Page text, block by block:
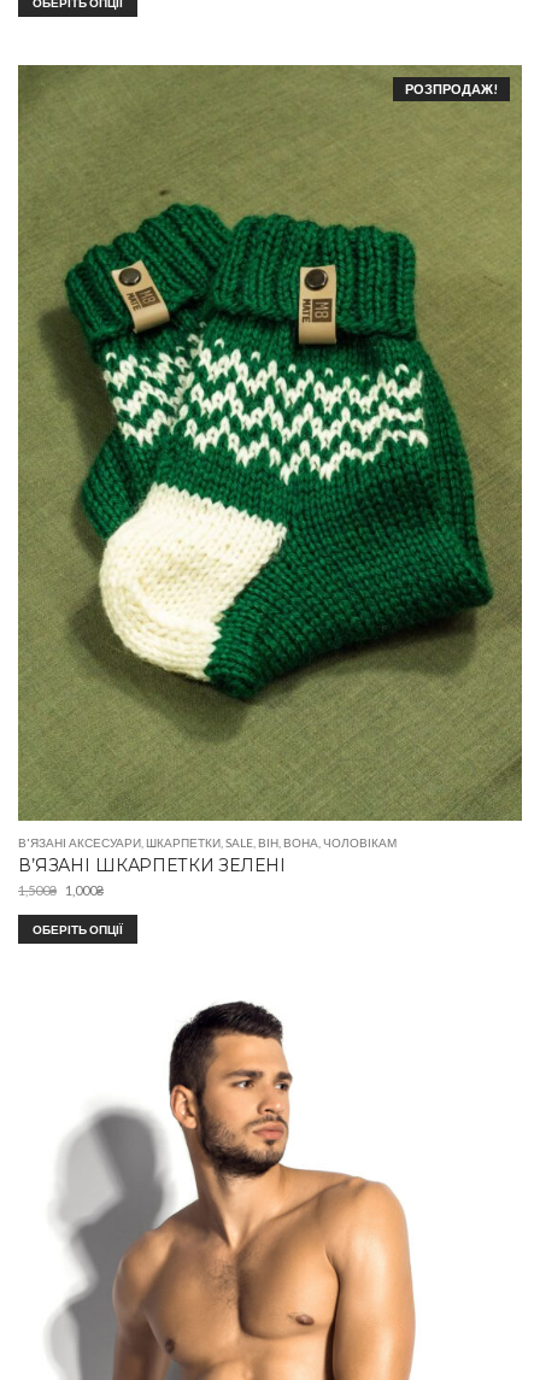
РОЗПРОДАЖ!
В'ЯЗАНІ АКСЕСУАРИ ШКАРПЕТКИ SALE ВІН ВОНА ЧОЛОВІКАМ
В’ЯЗАНІ ШКАРПЕТКИ ЗЕЛЕНІ
1,500₴ 1,000₴
ОБЕРІТЬ ОПЦІЇ